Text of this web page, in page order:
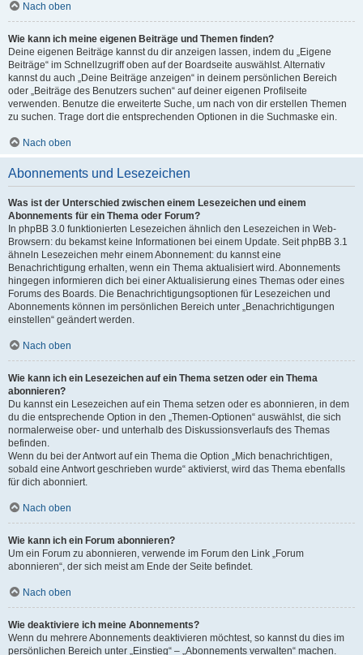
Nach oben
Wie kann ich meine eigenen Beiträge und Themen finden?
Deine eigenen Beiträge kannst du dir anzeigen lassen, indem du „Eigene
Beiträge“ im Schnellzugriff oben auf der Boardseite auswählst. Alternativ
kannst du auch „Deine Beiträge anzeigen“ in deinem persönlichen Bereich
oder „Beiträge des Benutzers suchen“ auf deiner eigenen Profilseite
verwenden. Benutze die erweiterte Suche, um nach von dir erstellen Themen
zu suchen. Trage dort die entsprechenden Optionen in die Suchmaske ein.
Nach oben
Abonnements und Lesezeichen
Was ist der Unterschied zwischen einem Lesezeichen und einem
Abonnements für ein Thema oder Forum?
In phpBB 3.0 funktionierten Lesezeichen ähnlich den Lesezeichen in Web-
Browsern: du bekamst keine Informationen bei einem Update. Seit phpBB 3.1
ähneln Lesezeichen mehr einem Abonnement: du kannst eine
Benachrichtigung erhalten, wenn ein Thema aktualisiert wird. Abonnements
hingegen informieren dich bei einer Aktualisierung eines Themas oder eines
Forums des Boards. Die Benachrichtigungsoptionen für Lesezeichen und
Abonnements können im persönlichen Bereich unter „Benachrichtigungen
einstellen“ geändert werden.
Nach oben
Wie kann ich ein Lesezeichen auf ein Thema setzen oder ein Thema
abonnieren?
Du kannst ein Lesezeichen auf ein Thema setzen oder es abonnieren, in dem
du die entsprechende Option in den „Themen-Optionen“ auswählst, die sich
normalerweise ober- und unterhalb des Diskussionsverlaufs des Themas
befinden.
Wenn du bei der Antwort auf ein Thema die Option „Mich benachrichtigen,
sobald eine Antwort geschrieben wurde“ aktivierst, wird das Thema ebenfalls
für dich abonniert.
Nach oben
Wie kann ich ein Forum abonnieren?
Um ein Forum zu abonnieren, verwende im Forum den Link „Forum
abonnieren“, der sich meist am Ende der Seite befindet.
Nach oben
Wie deaktiviere ich meine Abonnements?
Wenn du mehrere Abonnements deaktivieren möchtest, so kannst du dies im
persönlichen Bereich unter „Einstieg“ – „Abonnements verwalten“ machen.